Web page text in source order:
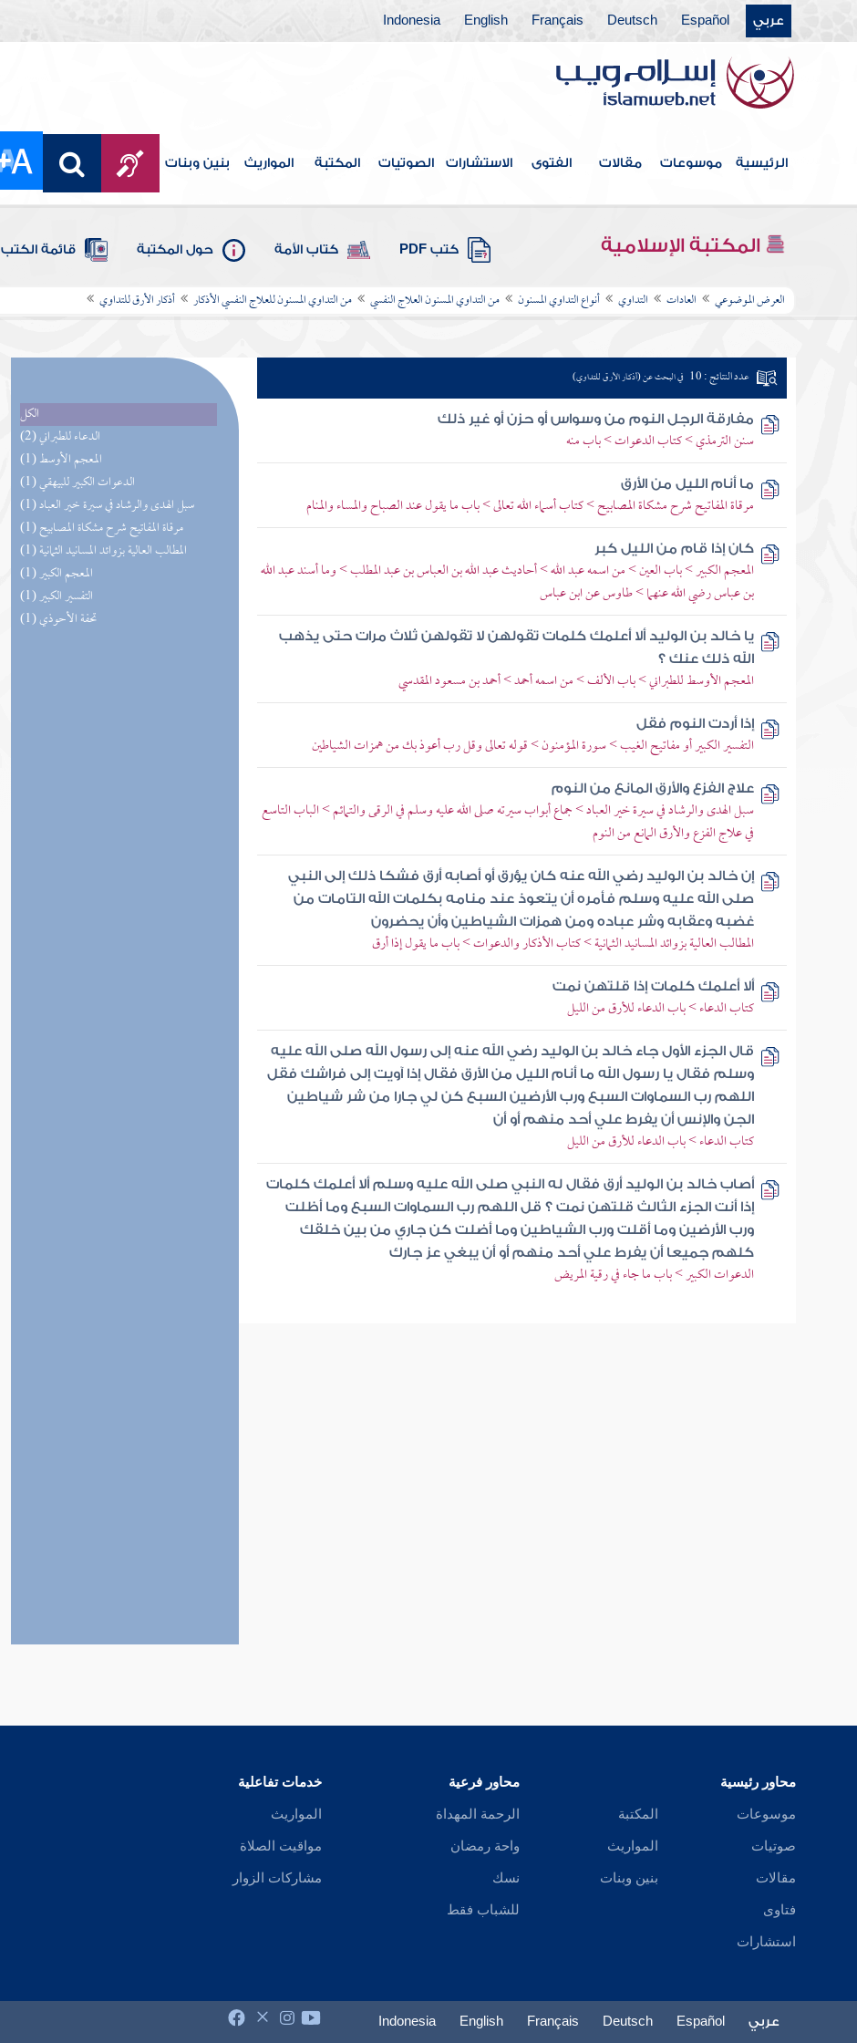
عربي Español
Deutsch
Français
English
Indonesia
الرئيسية موسوعات مقالات الفتوى الاستشارات الصوتيات المكتبة المواريث بنين وبنات
المكتبة الإسلامية كتب PDF كتاب الأمة حول المكتبة قائمة الكتب
العرض الموضوعي العادات التداوي أنواع التداوي المسنون من التداوي المسنون العلاج النفسي من التداوي المسنون للعلاج النفسي الأذكار أذكار الأرق للتداوي
الكل
(2) الدعاء للطبراني
(1) المعجم الأوسط
(1) الدعوات الكبير للبيهقي
(1) سبل الهدى والرشاد في سيرة خير العباد
(1) مرقاة المفاتيح شرح مشكاة المصابيح
(1) المطالب العالية بزوائد المسانيد الثمانية
(1) المعجم الكبير
(1) التفسير الكبير
(1) تحفة الأحوذي
عدد النتائج : 10 في البحث عن (أذكار الأرق للتداوي)
مفارقة الرجل النوم من وسواس أو حزن أو غير ذلك
سنن الترمذي > كتاب الدعوات > باب منه
ما أنام الليل من الأرق
مرقاة المفاتيح شرح مشكاة المصابيح > كتاب أسماء الله تعالى > باب ما يقول عند الصباح والمساء والمنام
كان إذا قام من الليل كبر
المعجم الكبير > باب العين > من اسمه عبد الله > أحاديث عبد الله بن العباس بن عبد المطلب > وما أسند عبد الله
بن عباس رضي الله عنهما > طاوس عن ابن عباس
يا خالد بن الوليد ألا أعلمك كلمات تقولهن لا تقولهن ثلاث مرات حتى يذهب
الله ذلك عنك ؟
المعجم الأوسط للطبراني > باب الألف > من اسمه أحمد > أحمد بن مسعود المقدسي
إذا أردت النوم فقل
التفسير الكبير أو مفاتيح الغيب > سورة المؤمنون > قوله تعالى وقل رب أعوذ بك من همزات الشياطين
علاج الفزع والأرق المانع من النوم
سبل الهدى والرشاد في سيرة خير العباد > جماع أبواب سيرته صلى الله عليه وسلم في الرقى والتمائم > الباب التاسع
في علاج الفزع والأرق المانع من النوم
إن خالد بن الوليد رضي الله عنه كان يؤرق أو أصابه أرق فشكا ذلك إلى النبي
صلى الله عليه وسلم فأمره أن يتعوذ عند منامه بكلمات الله التامات من
غضبه وعقابه وشر عباده ومن همزات الشياطين وأن يحضرون
المطالب العالية بزوائد المسانيد الثمانية > كتاب الأذكار والدعوات > باب ما يقول إذا أرق
ألا أعلمك كلمات إذا قلتهن نمت
كتاب الدعاء > باب الدعاء للأرق من الليل
قال الجزء الأول جاء خالد بن الوليد رضي الله عنه إلى رسول الله صلى الله عليه
وسلم فقال يا رسول الله ما أنام الليل من الأرق فقال إذا آويت إلى فراشك فقل
اللهم رب السماوات السبع ورب الأرضين السبع كن لي جارا من شر شياطين
الجن والإنس أن يفرط علي أحد منهم أو أن
كتاب الدعاء > باب الدعاء للأرق من الليل
أصاب خالد بن الوليد أرق فقال له النبي صلى الله عليه وسلم ألا أعلمك كلمات
إذا أنت الجزء الثالث قلتهن نمت ؟ قل اللهم رب السماوات السبع وما أظلت
ورب الأرضين وما أقلت ورب الشياطين وما أضلت كن جاري من بين خلقك
كلهم جميعا أن يفرط علي أحد منهم أو أن يبغي عز جارك
الدعوات الكبير > باب ما جاء في رقية المريض
محاور رئيسية
موسوعات
صوتيات
مقالات
فتاوى
استشارات
المكتبة
المواريث
بنين وبنات
محاور فرعية
الرحمة المهداة
واحة رمضان
نسك
للشباب فقط
خدمات تفاعلية
المواريث
مواقيت الصلاة
مشاركات الزوار
عربي Español
Deutsch
Français
English
Indonesia